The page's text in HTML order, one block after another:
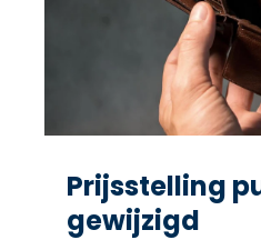
Prijsstelling
gewijzigd